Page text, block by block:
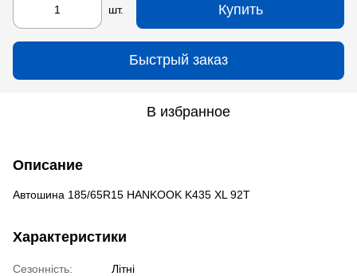
шт. Купить
Быстрый заказ
В избранное
Описание
Автошина 185/65R15 HANKOOK K435 XL 92T
Характеристики
Сезонність:
Літні